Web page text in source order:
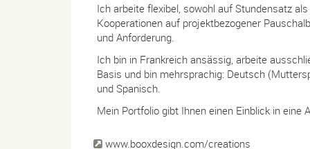
Ich arbeite flexibel, sowohl auf Stundensatz
Kooperationen auf projektbezogener
und Anforderung.
Ich bin in Frankreich ansässig, arbeite
Basis und bin mehrsprachig: Deutsch
und Spanisch.
Mein Portfolio gibt Ihnen einen Einblick in eine
www.booxdesign.com/creations